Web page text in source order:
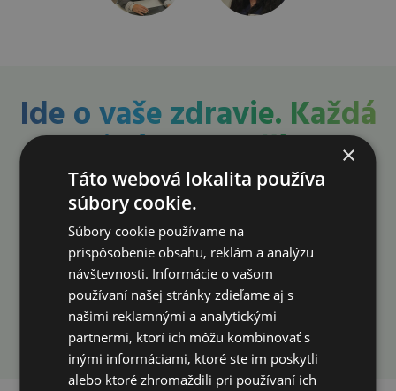
Ide o vaše zdravie. Každá
minúta sa počíta.
Konzultáciu
neodkladajte. Urobte
prvý krok už dnes!
Rezervovať konzultáciu
×
Táto webová lokalita používa
súbory cookie.
Súbory cookie používame na
prispôsobenie obsahu, reklám a analýzu
návštevnosti. Informácie o vašom
používaní našej stránky zdieľame aj s
našimi reklamnými a analytickými
partnermi, ktorí ich môžu kombinovať s
inými informáciami, ktoré ste im poskytli
alebo ktoré zhromaždili pri používaní ich